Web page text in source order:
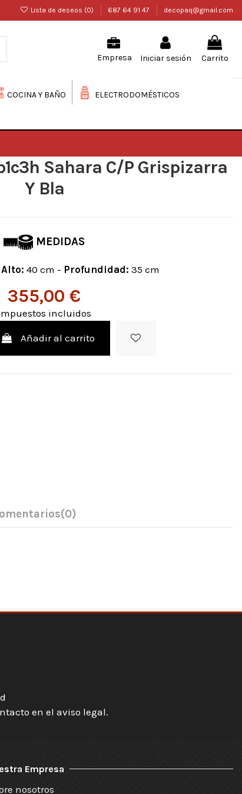
Lista de deseos (0) 687 64 91 47 decopaq@gmail.com
Empresa Iniciar sesión Carrito
COCINA Y BAÑO ELECTRODOMÉSTICOS
Sahara C/P Grispizarra
Y Bla
MEDIDAS
Alto: 40 cm - Profundidad: 35 cm
355,00 €
incluidos
Añadir al carrito
(0)
en el aviso legal.
Empresa
nosotros